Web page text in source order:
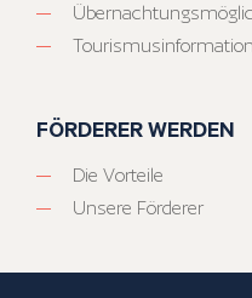
FÖRDERER WERDEN
Die Vorteile
Unsere Förderer